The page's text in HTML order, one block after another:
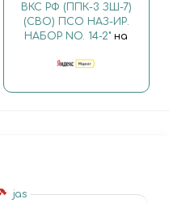
ВКС РФ (ППК-3 ЗШ-7)
(СВО) ПСО НАЗ-ИР.
НАБОР NO. 14-2" на
jas